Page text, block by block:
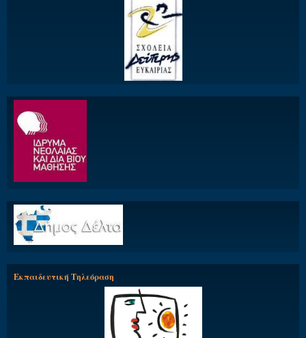
Εκπαιδευτική Τηλεόραση